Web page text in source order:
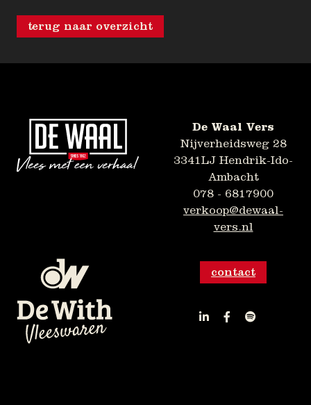
terug naar overzicht
De Waal Vers
Nijverheidsweg 28
3341LJ Hendrik-Ido-
Ambacht
078 - 6817900
verkoop@dewaal-
vers.nl
contact